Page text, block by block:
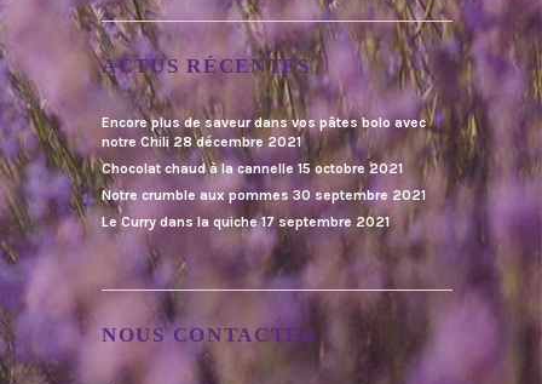
ACTUS RÉCENTES
Encore plus de saveur dans vos pâtes bolo avec
notre Chili 28 décembre 2021
Chocolat chaud à la cannelle 15 octobre 2021
Notre crumble aux pommes 30 septembre 2021
Le Curry dans la quiche 17 septembre 2021
NOUS CONTACTER